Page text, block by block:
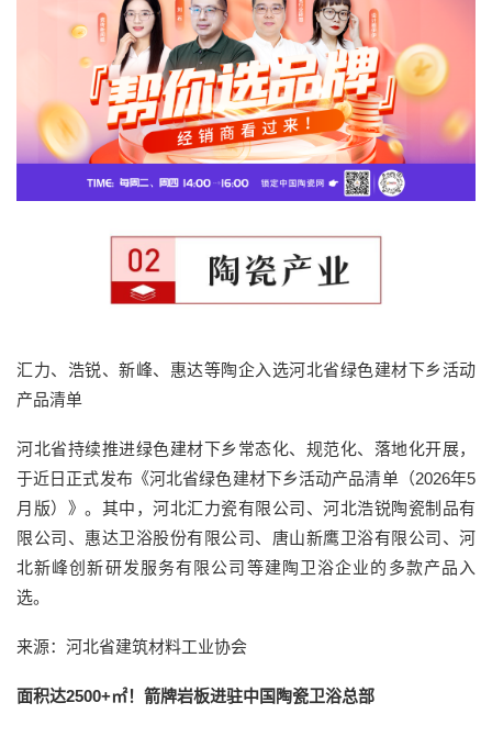
汇力、浩锐、新峰、惠达等陶企入选河北省绿色建材下乡活动
产品清单
河北省持续推进绿色建材下乡常态化、规范化、落地化开展，
于近日正式发布《河北省绿色建材下乡活动产品清单（2026年5
月版）》。其中，河北汇力瓷有限公司、河北浩锐陶瓷制品有
限公司、惠达卫浴股份有限公司、唐山新鹰卫浴有限公司、河
北新峰创新研发服务有限公司等建陶卫浴企业的多款产品入
选。
来源：河北省建筑材料工业协会
面积达2500+㎡！箭牌岩板进驻中国陶瓷卫浴总部